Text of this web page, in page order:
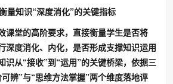
量知识“深度消化”的关键指标
课堂的高阶要求，直接衡量学生是否将
深度消化、内化，是否形成支撑知识运用
识从“接收”到“运用”的关键桥梁，依据三
辨”与“思维方法掌握”两个维度落地评